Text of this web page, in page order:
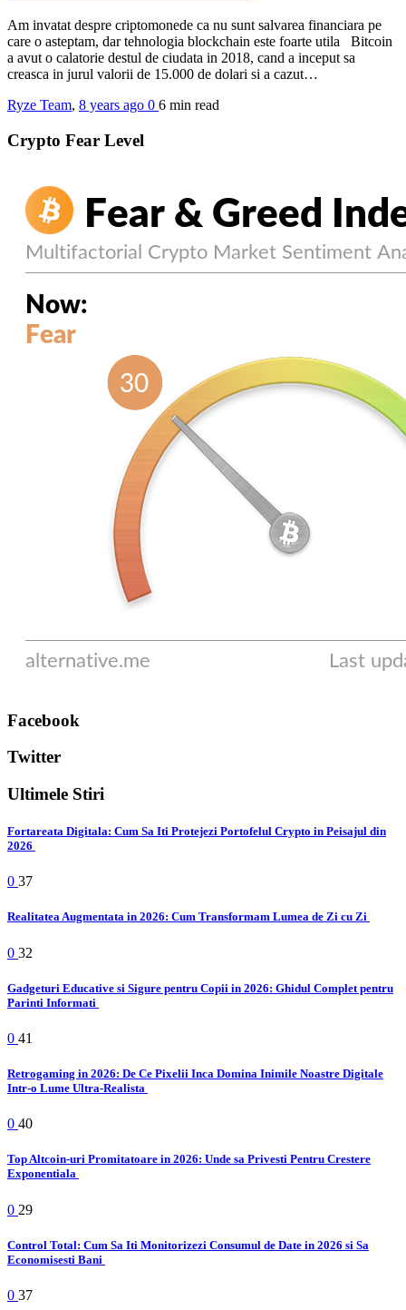
Am invatat despre criptomonede ca nu sunt salvarea financiara pe
care o asteptam, dar tehnologia blockchain este foarte utila Bitcoin
a avut o calatorie destul de ciudata in 2018, cand a inceput sa
creasca in jurul valorii de 15.000 de dolari si a cazut…
Ryze Team, 8 years ago 0 6 min read
Crypto Fear Level
Facebook
Twitter
Ultimele Stiri
Fortareata Digitala: Cum Sa Iti Protejezi Portofelul Crypto in Peisajul din
2026
0 37
Realitatea Augmentata in 2026: Cum Transformam Lumea de Zi cu Zi
0 32
Gadgeturi Educative si Sigure pentru Copii in 2026: Ghidul Complet pentru
Parinti Informati
0 41
Retrogaming in 2026: De Ce Pixelii Inca Domina Inimile Noastre Digitale
Intr-o Lume Ultra-Realista
0 40
Top Altcoin-uri Promitatoare in 2026: Unde sa Privesti Pentru Crestere
Exponentiala
0 29
Control Total: Cum Sa Iti Monitorizezi Consumul de Date in 2026 si Sa
Economisesti Bani
0 37